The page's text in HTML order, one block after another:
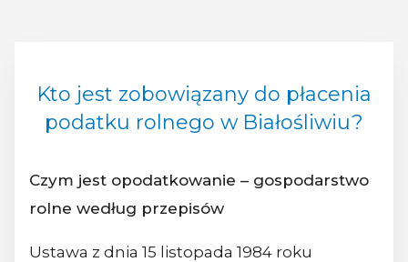
Kto jest zobowiązany do płacenia
podatku rolnego w Białośliwiu?
Czym jest opodatkowanie – gospodarstwo
rolne według przepisów
Ustawa z dnia 15 listopada 1984 roku